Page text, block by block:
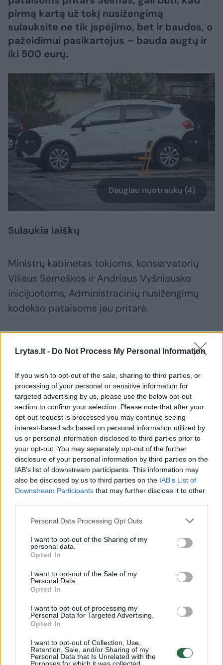
Lrytas.lt - Do Not Process My Personal Information
If you wish to opt-out of the sale, sharing to third parties, or
processing of your personal or sensitive information for
targeted advertising by us, please use the below opt-out
section to confirm your selection. Please note that after your
opt-out request is processed you may continue seeing
interest-based ads based on personal information utilized by
us or personal information disclosed to third parties prior to
your opt-out. You may separately opt-out of the further
disclosure of your personal information by third parties on the
IAB’s list of downstream participants. This information may
also be disclosed by us to third parties on the IAB’s List of
Downstream Participants that may further disclose it to other
Personal Data Processing Opt Outs
I want to opt-out of the Sharing of my
personal data.
Opted In
I want to opt-out of the Sale of my
Personal Data.
Opted In
I want to opt-out of processing my
Personal Data for Targeted Advertising.
Opted In
I want to opt-out of Collection, Use,
Retention, Sale, and/or Sharing of my
Personal Data that Is Unrelated with the
pirmą kartą už tokį nusižengimą
sulauksite ne tik įspėjimo, bet ir baudos, o
pažeidimui pasikartojus – bauda augtų ir
iki 500 eurų.
Daugiau nuotraukų (4)
Sulaukia laiškų
Ministrų kabinetas tokioms, konservatorių
Viliaus Semeškos ir Andriaus Vyšniausko
inicijuotoms, Administracinių nusižengimų
kodekso pataisoms jau pritarė.
kalbėjo parlamentaras
V.Semeška, iniciatyva kilo sulaukus laiškų iš
bendruomenių, kuriuose piktinamasi, kad
išpirktose parkingo vietose kiti vairuotojai
stato automobilius ir kartais jų piktavališkai
jų nepatraukia.
Daugiausiai laiškų sulaukta iš Vilniaus
gyventojų, bet problema yra ir mažesniuose
miestuose. Pavyzdžiui, Alytuje ar šalies
kurortuose, kur dygsta nauji projektai.
„Atvažiavę policininkai neturi jokio įrankio,
kaip galėtų padėti gyventojams. Visgi tai yra
privati nuosavybė ir niekur nereglamentuota,
Kelių eismo taisyklių pažeidimo nėra – lieka
kreiptis į teismą, jei patiriama žala“, – aiškino
ne tik daug laiko, bet ir pinigų.